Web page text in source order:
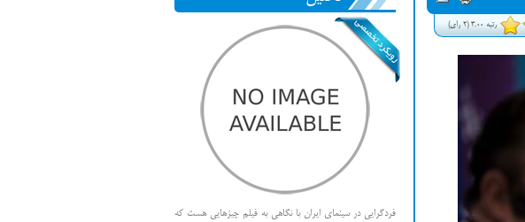
رتبه 3.00 (2 رای)
فردگرایی در سینمای ایران با نگاهی به فیلم چیزهایی هست که